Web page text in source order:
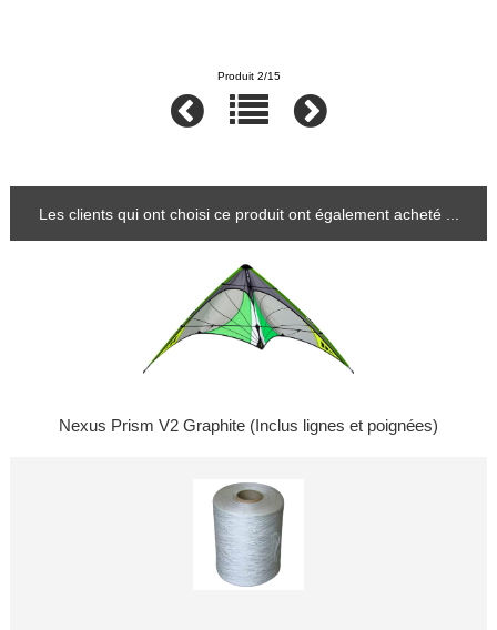
Produit 2/15
Les clients qui ont choisi ce produit ont également acheté ...
Nexus Prism V2 Graphite (Inclus lignes et poignées)